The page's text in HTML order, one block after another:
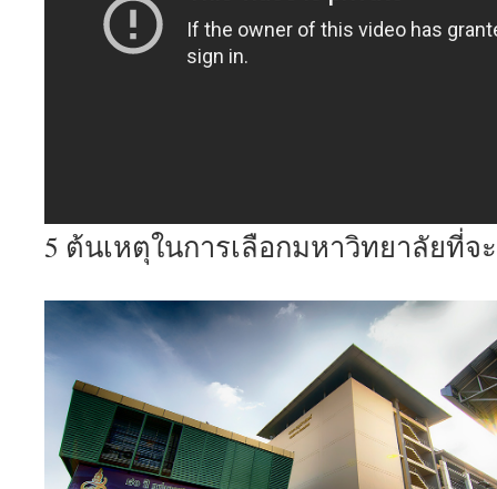
5 ต้นเหตุในการเลือกมหาวิทยาลัยที่จ